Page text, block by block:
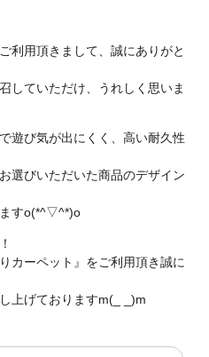
利用頂きまして、誠にありがと
していただけ、うれしく思いま
遊び気が出にくく、高い耐久性
選びいただいた商品のデザイン
ますo(*^▽^*)o
カーペット』をご利用頂き誠に
上げておりますm(_ _)m